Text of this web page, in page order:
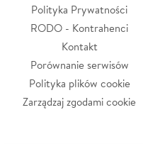
Polityka Prywatności
RODO - Kontrahenci
Kontakt
Porównanie serwisów
Polityka plików cookie
Zarządzaj zgodami cookie